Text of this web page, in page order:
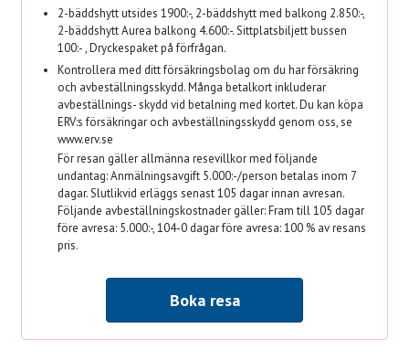
2-bäddshytt utsides 1900:-, 2-bäddshytt med balkong 2.850:-,
2-bäddshytt Aurea balkong 4.600:-. Sittplatsbiljett bussen
100:- , Dryckespaket på förfrågan.
Kontrollera med ditt försäkringsbolag om du har försäkring
och avbeställningsskydd. Många betalkort inkluderar
avbeställnings- skydd vid betalning med kortet. Du kan köpa
ERV:s försäkringar och avbeställningsskydd genom oss, se
www.erv.se
För resan gäller allmänna resevillkor med följande
undantag: Anmälningsavgift 5.000:-/person betalas inom 7
dagar. Slutlikvid erläggs senast 105 dagar innan avresan.
Följande avbeställningskostnader gäller: Fram till 105 dagar
före avresa: 5.000:-, 104-0 dagar före avresa: 100 % av resans
pris.
Boka resa